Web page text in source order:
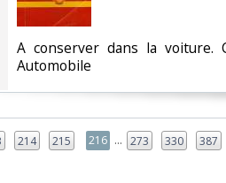
‎A conserver dans la voiture.
Automobile‎
214 215 216 ... 273 330 387